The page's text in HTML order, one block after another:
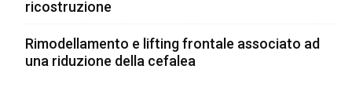
ricostruzione
Rimodellamento e lifting frontale associato ad
una riduzione della cefalea